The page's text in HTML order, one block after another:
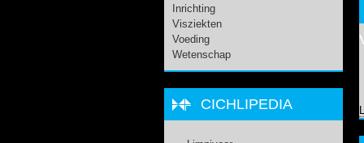
Inrichting
Visziekten
Voeding
Wetenschap
CICHLIPEDIA